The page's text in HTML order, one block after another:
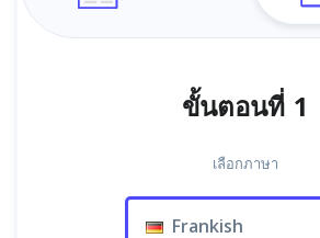
ขั้นตอนที่ 1
เลือกภาษา
Frankish